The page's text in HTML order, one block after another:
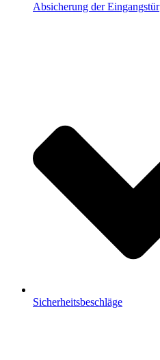
Absicherung der Eingangstür
Sicherheitsbeschläge